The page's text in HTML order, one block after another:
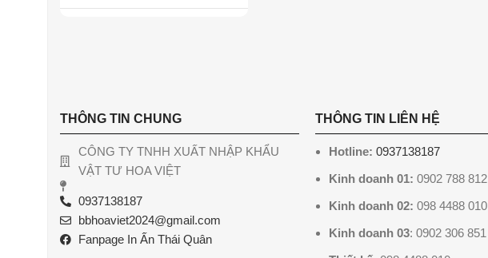
THÔNG TIN CHUNG
CÔNG TY TNHH XUẤT NHẬP KHẨU
VẬT TƯ HOA VIỆT
0937138187
bbhoaviet2024@gmail.com
Fanpage In Ấn Thái Quân
THÔNG TIN LIÊN HỆ
Hotline: 0937138187
Kinh doanh 01: 0902 788 812
Kinh doanh 02: 098 4488 010
Kinh doanh 03: 0902 306 851